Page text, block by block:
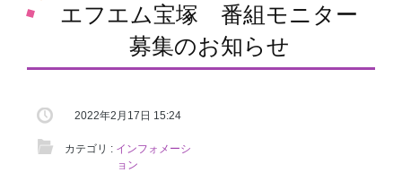
エフエム宝塚 番組モニター
募集のお知らせ
2022年2月17日 15:24
カテゴリ : インフォメーシ
ョン